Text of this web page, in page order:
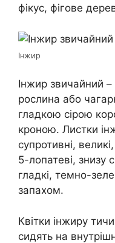
фікус, фігове
Інжир
Інжир звичайний
рослина або
гладкою сірою
кроною. Листки
супротивні,
5-лопатеві, знизу
гладкі, темно-
запахом.
Квітки інжиру
сидять на